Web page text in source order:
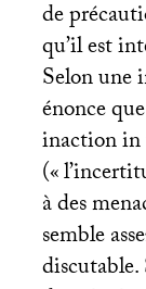
de
qu’il est
Selon une
énonce
inaction in
(«
à des
semble